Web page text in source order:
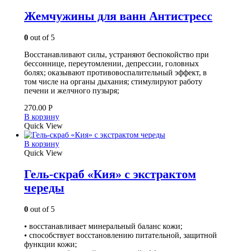
Жемчужины для ванн Антистресс
0 out of 5
Восстанавливают силы, устраняют беспокойство при
бессоннице, переутомлении, депрессии, головных
болях; оказывают противовоспалительный эффект, в
том числе на органы дыхания; стимулируют работу
печени и желчного пузыря;
270.00 Р
В корзину
Quick View
В корзину
Quick View
Гель-скраб «Кия» с экстрактом
череды
0 out of 5
• восстанавливает минеральный баланс кожи;
• способствует восстановлению питательной, защитной
функции кожи;